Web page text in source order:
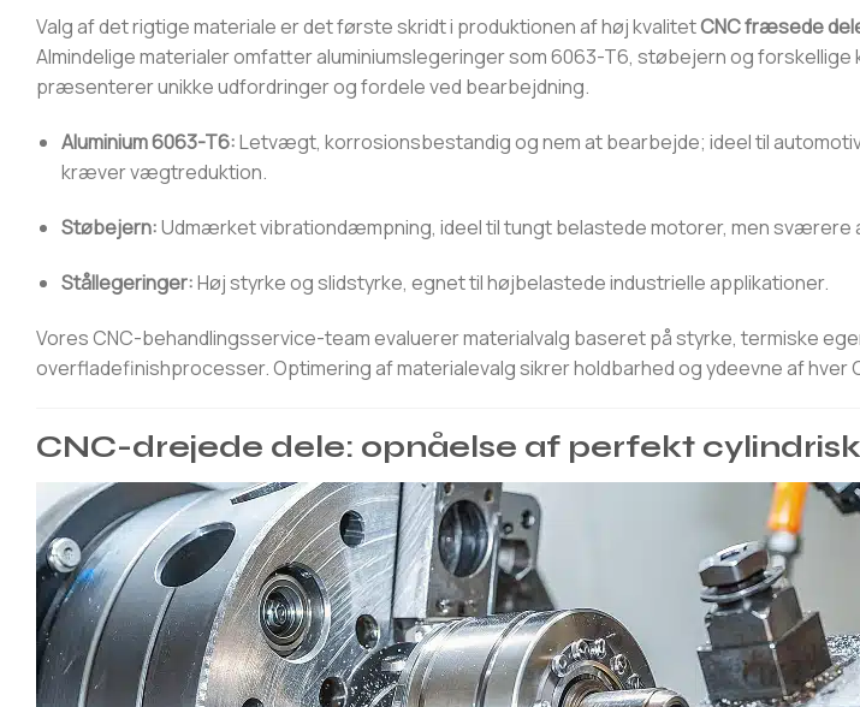
Valg af det rigtige materiale er det første skridt i produktionen af høj kvalitetCNC fræsede
Almindelige materialer omfatter aluminiumslegeringer som 6063-T6, støbejern og forskellige
præsenterer unikke udfordringer og fordele ved bearbejdning.
Aluminium 6063-T6:Letvægt, korrosionsbestandig og nem at bearbejde; ideel til
kræver vægtreduktion.
Støbejern:Udmærket vibrationdæmpning, ideel til tungt belastede motorer, men sværere
Stållegeringer:Høj styrke og slidstyrke, egnet til højbelastede industrielle applikationer.
Vores CNC-behandlingsservice-team evaluerer materialvalg baseret på styrke, termiske
overfladefinishprocesser. Optimering af materialevalg sikrer holdbarhed og ydeevne af hver
CNC-drejede dele: opnåelse af perfekt